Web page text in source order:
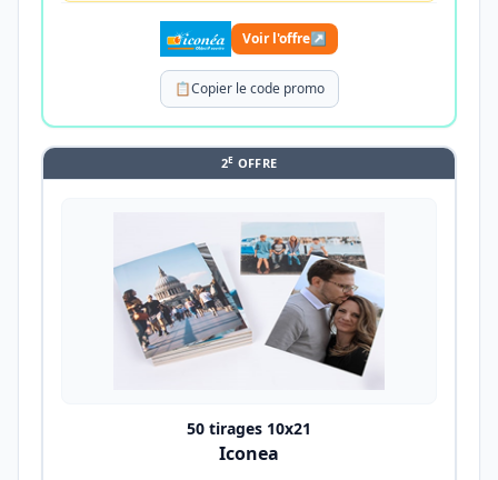
Voir l'offre↗
📋Copier le code promo
2E OFFRE
50 tirages 10x21
Iconea